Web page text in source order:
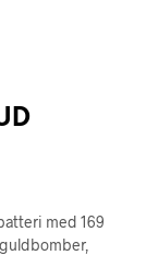
med 169